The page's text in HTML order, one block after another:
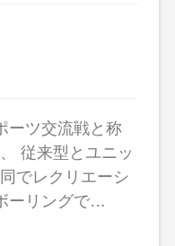
ーツ交流戦と称
従来型とユニッ
同でレクリエーシ
ーリングで…